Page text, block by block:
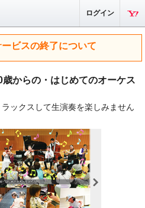
ログイン
ビスの終了について
からの・はじめてのオーケス
ックスして生演奏を楽しみません